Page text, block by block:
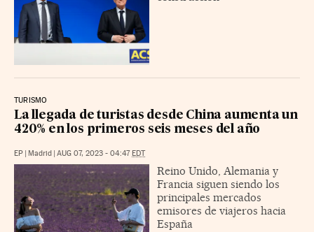
TURISMO
La llegada de turistas desde China aumenta un
420% en los primeros seis meses del año
EP Madrid AUG 07, 2023 - 04:47 EDT
Reino Unido, Alemania y
Francia siguen siendo los
principales mercados
emisores de viajeros hacia
España